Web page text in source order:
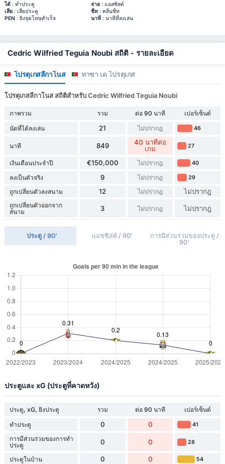
ได้: ทำประตู จ่าย: แอสซิสต์
เสีย: เสียประตู ชีท: คลีนชีท
PEN: ยิงจุดโทษสำเร็จ นาที: นาทีที่ลงเล่น
Cedric Wilfried Teguia Noubi สถิติ - รายละเอียด
โปรตุเกสลีกาโนส ทาซา เด โปรตุเกส
โปรตุเกสลีกาโนส สถิติสำหรับ Cedric Wilfried Teguia Noubi
ภาพรวม รวม ต่อ 90 นาที
เปอร์เซ็นต์
นัดที่ได้ลงเล่น
21 ไม่ปรากฎ 46
นาที 849
40 นาทีต่อ
เกม
27
เงินเดือนประจำปี €150,000 ไม่ปรากฎ 40
ลงเป็นตัวจริง 9 ไม่ปรากฎ 29
ถูกเปลี่ยนตัวลงสนาม 12 ไม่ปรากฎ ไม่ปรากฎ
ถูกเปลี่ยนตัวออกจาก
สนาม
3 ไม่ปรากฎ ไม่ปรากฎ
ประตู / 90' แอซซิสต์ / 90'
การมีส่วนร่วมของประตู /
90'
ประตูและ xG (ประตูที่คาดหวัง)
ประตู, xG, ยิงประตู รวม ต่อ 90 นาที
เปอร์เซ็นต์
ทำประตู
0 0 41
การมีส่วนร่วมของการทำ
ประตู
0 0 28
ประตูในบ้าน 0 0 54